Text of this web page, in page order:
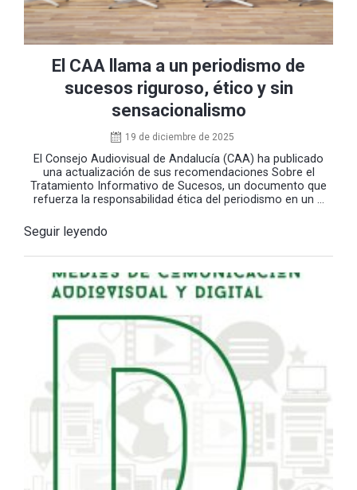
El CAA llama a un periodismo de
sucesos riguroso, ético y sin
sensacionalismo
19 de diciembre de 2025
El Consejo Audiovisual de Andalucía (CAA) ha publicado
una actualización de sus recomendaciones Sobre el
Tratamiento Informativo de Sucesos, un documento que
refuerza la responsabilidad ética del periodismo en un ...
Seguir leyendo